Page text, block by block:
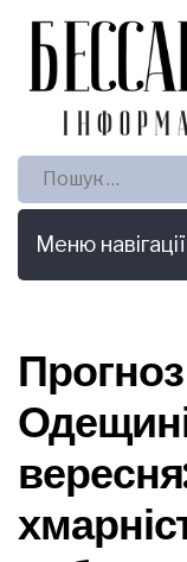
Пошук:
Меню навігації